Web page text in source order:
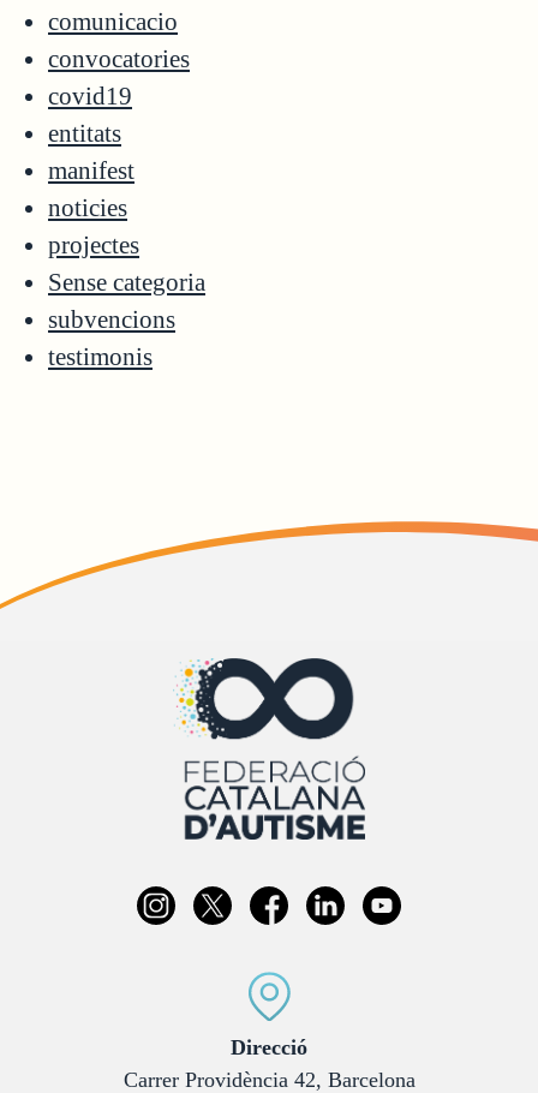
comunicacio
convocatories
covid19
entitats
manifest
noticies
projectes
Sense categoria
subvencions
testimonis
Direcció:
Carrer Providència 42, Barcelona